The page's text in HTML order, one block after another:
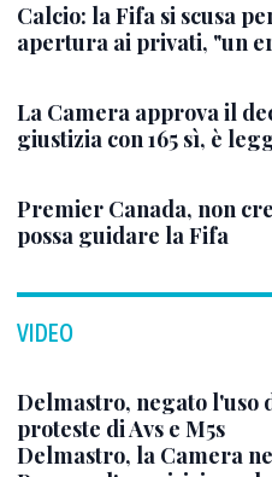
Calcio: la Fifa si scusa
apertura ai privati, "un
La Camera approva il
giustizia con 165 sì, è
Premier Canada, non
possa guidare la Fifa
VIDEO
Delmastro, negato l'uso
proteste di Avs e M5s
Delmastro, la Camera